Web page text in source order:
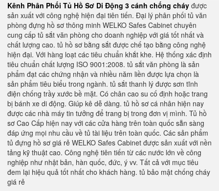
Kênh Phân Phối Tủ Hồ Sơ Di Động 3 cánh chống cháy được
sản xuất với công nghệ hiện đại tiên tiến. Đại lý phân phối tủ văn
phòng đựng hồ sơ thông minh WELKO Safes Cabinet chuyên
cung cấp tủ sắt văn phòng cho doanh nghiệp với giá tốt nhất và
chất lượng cao. tủ hồ sơ bằng sắt được chế tạo bằng công nghệ
hiện đại. Với hàng loạt các tiêu chuẩn khắt khe. Hệ thống xác định
tiêu chuẩn chất lượng ISO 9001:2008. tủ sắt văn phòng là sản
phẩm đạt các chứng nhận và nhiều năm liền được lựa chọn là
sản phẩm tiêu biểu trong ngành. tủ sắt thanh lý được sơn tĩnh
điện chống trầy xước bề mặt. Có chân cao su cố định hoặc trang
bị bánh xe di động. Giúp kê dễ dàng. tủ hồ sơ cá nhân hiện nay
được các nhà máy tin tưởng để trang bị trong đơn vị mình. Tủ hồ
sơ Cao Cấp hiện nay với các cửa hàng trên toàn quốc sẵn sàng
đáp ứng mọi nhu cầu về tủ tài liệu trên toàn quốc. Các sản phẩm
tủ đựng hồ sơ giá rẻ WELKO Safes Cabinet được sản xuất với nền
tảng kỹ thuật cao. Công nghệ tiên tiến từ các nước lớn về công
nghiệp như nhật bản, hàn quốc, đức, ý vv. Tất cả với mục tiêu
đem lại hiệu quả tốt nhất cho khách hàng. tủ bảo mật chống cháy
giá rẻ